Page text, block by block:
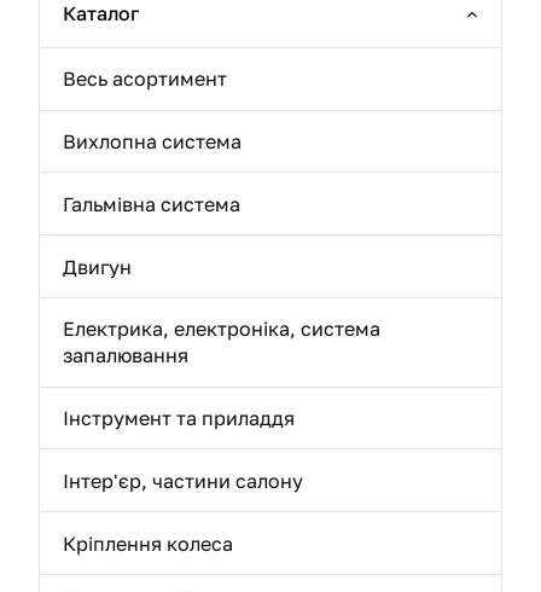
Каталог
Весь асортимент
Вихлопна система
Гальмівна система
Двигун
Електрика, електроніка, система
запалювання
Інструмент та приладдя
Інтер'єр, частини салону
Кріплення колеса